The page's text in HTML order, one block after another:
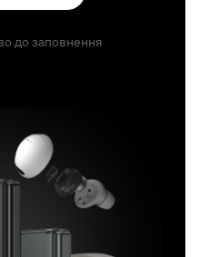
до заповнення